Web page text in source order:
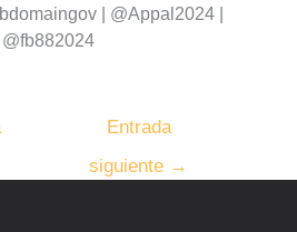
| @Appal2024 |
@fb882024
Entrada
siguiente →